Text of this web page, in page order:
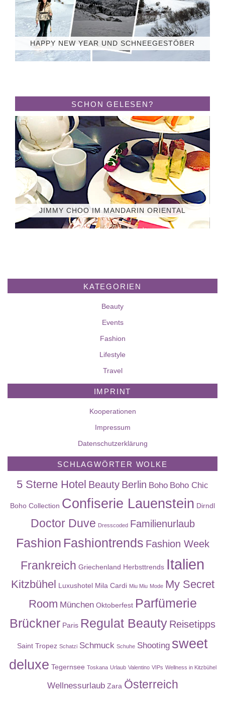
HAPPY NEW YEAR UND SCHNEEGESTÖBER
SCHON GELESEN?
JIMMY CHOO IM MANDARIN ORIENTAL
KATEGORIEN
Beauty
Events
Fashion
Lifestyle
Travel
IMPRINT
Kooperationen
Impressum
Datenschutzerklärung
SCHLAGWÖRTER WOLKE
5 Sterne Hotel Beauty Berlin Boho Boho Chic
Boho Collection Confiserie Lauenstein Dirndl
Doctor Duve Dresscoded Familienurlaub
Fashion Fashiontrends Fashion Week
Frankreich Griechenland Herbsttrends Italien
Kitzbühel Luxushotel Mila Cardi Miu Miu Mode My Secret
Room München Oktoberfest Parfümerie
Brückner Paris Regulat Beauty Reisetipps
Saint Tropez Schatzi Schmuck Schuhe Shooting sweet
deluxe Tegernsee Toskana Urlaub Valentino VIPs Wellness in Kitzbühel
Wellnessurlaub Zara Österreich